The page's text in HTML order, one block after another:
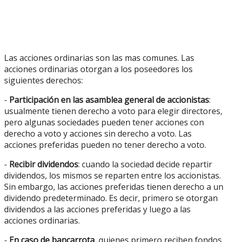
Las acciones ordinarias son las mas comunes. Las
acciones ordinarias otorgan a los poseedores los
siguientes derechos:
- Participación en las asamblea general de accionistas:
usualmente tienen derecho a voto para elegir directores,
pero algunas sociedades pueden tener acciones con
derecho a voto y acciones sin derecho a voto. Las
acciones preferidas pueden no tener derecho a voto.
- Recibir dividendos: cuando la sociedad decide repartir
dividendos, los mismos se reparten entre los accionistas.
Sin embargo, las acciones preferidas tienen derecho a un
dividendo predeterminado. Es decir, primero se otorgan
dividendos a las acciones preferidas y luego a las
acciones ordinarias.
- En caso de bancarrota, quienes primero reciben fondos